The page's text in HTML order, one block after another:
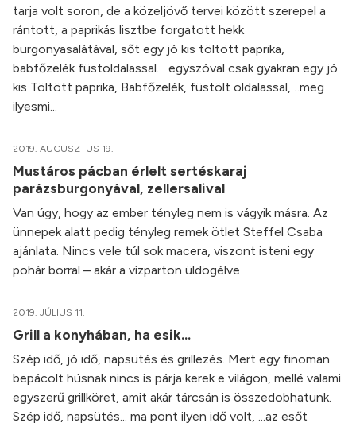
tarja volt soron, de a közeljövő tervei között szerepel a
rántott, a paprikás lisztbe forgatott hekk
burgonyasalátával, sőt egy jó kis töltött paprika,
babfőzelék füstoldalassal… egyszóval csak gyakran egy jó
kis Töltött paprika, Babfőzelék, füstölt oldalassal,…meg
ilyesmi...
2019. AUGUSZTUS 19.
Mustáros pácban érlelt sertéskaraj
parázsburgonyával, zellersalival
Van úgy, hogy az ember tényleg nem is vágyik másra. Az
ünnepek alatt pedig tényleg remek ötlet Steffel Csaba
ajánlata. Nincs vele túl sok macera, viszont isteni egy
pohár borral – akár a vízparton üldögélve
2019. JÚLIUS 11.
Grill a konyhában, ha esik...
Szép idő, jó idő, napsütés és grillezés. Mert egy finoman
bepácolt húsnak nincs is párja kerek e világon, mellé valami
egyszerű grillköret, amit akár tárcsán is összedobhatunk.
Szép idő, napsütés... ma pont ilyen idő volt, ...az esőt